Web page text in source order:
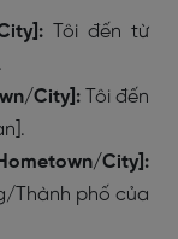
Tôi đến từ
City]:
Tôi đến
City]:
Thành phố của